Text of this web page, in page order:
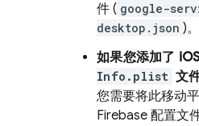
件 ( google-
desktop.json )。
如果您添加了
Info.plist 文
您需要将此移动
Firebase 配置文